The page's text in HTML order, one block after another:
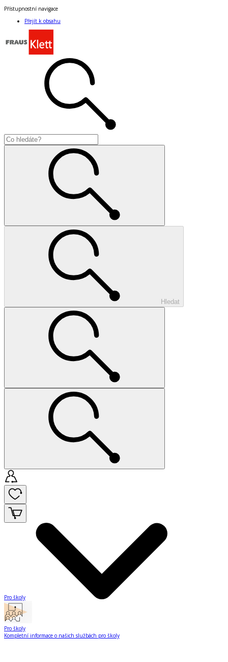
Přístupnostní navigace
Přejít k obsahu
Hledat
Pro školy
Pro školy
Kompletní informace o našich službách pro školy